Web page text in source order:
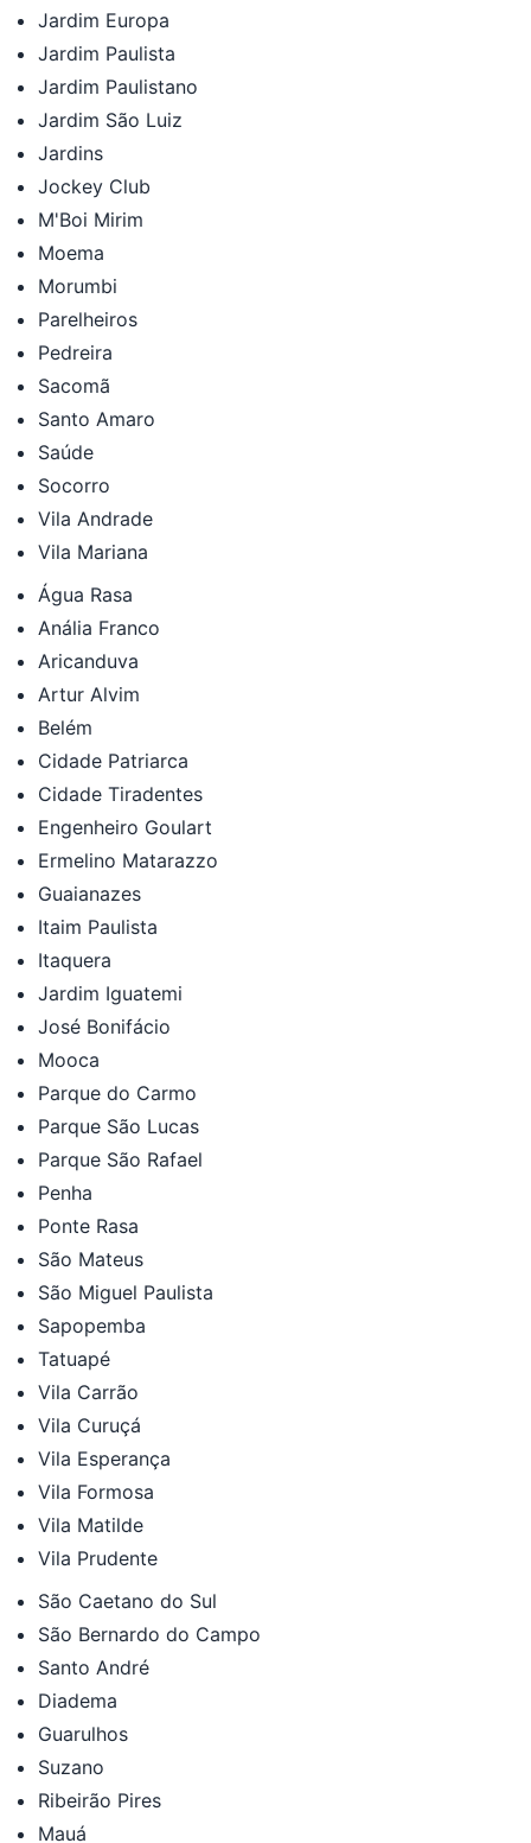
Jardim Europa
Jardim Paulista
Jardim Paulistano
Jardim São Luiz
Jardins
Jockey Club
M'Boi Mirim
Moema
Morumbi
Parelheiros
Pedreira
Sacomã
Santo Amaro
Saúde
Socorro
Vila Andrade
Vila Mariana
Água Rasa
Anália Franco
Aricanduva
Artur Alvim
Belém
Cidade Patriarca
Cidade Tiradentes
Engenheiro Goulart
Ermelino Matarazzo
Guaianazes
Itaim Paulista
Itaquera
Jardim Iguatemi
José Bonifácio
Mooca
Parque do Carmo
Parque São Lucas
Parque São Rafael
Penha
Ponte Rasa
São Mateus
São Miguel Paulista
Sapopemba
Tatuapé
Vila Carrão
Vila Curuçá
Vila Esperança
Vila Formosa
Vila Matilde
Vila Prudente
São Caetano do Sul
São Bernardo do Campo
Santo André
Diadema
Guarulhos
Suzano
Ribeirão Pires
Mauá